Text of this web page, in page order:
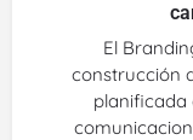
El
construcción
planificada